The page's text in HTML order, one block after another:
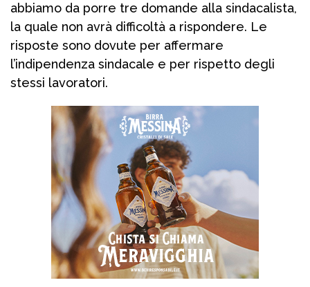
abbiamo da porre tre domande alla sindacalista,
la quale non avrà difficoltà a rispondere. Le
risposte sono dovute per affermare
l’indipendenza sindacale e per rispetto degli
stessi lavoratori.